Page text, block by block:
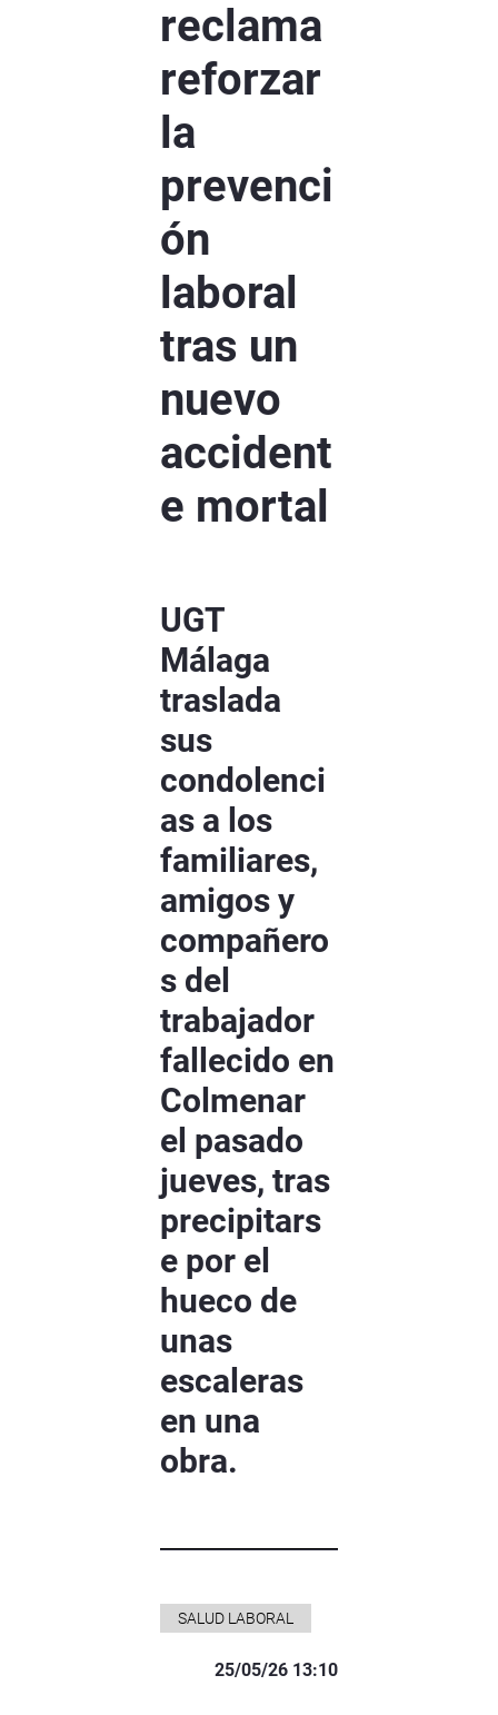
reclama
reforzar
la
prevenci
ón
laboral
tras un
nuevo
accident
e mortal
UGT
Málaga
traslada
sus
condolenci
as a los
familiares,
amigos y
compañero
s del
trabajador
fallecido en
Colmenar
el pasado
jueves, tras
precipitars
e por el
hueco de
unas
escaleras
en una
obra.
SALUD LABORAL
25/05/26 13:10